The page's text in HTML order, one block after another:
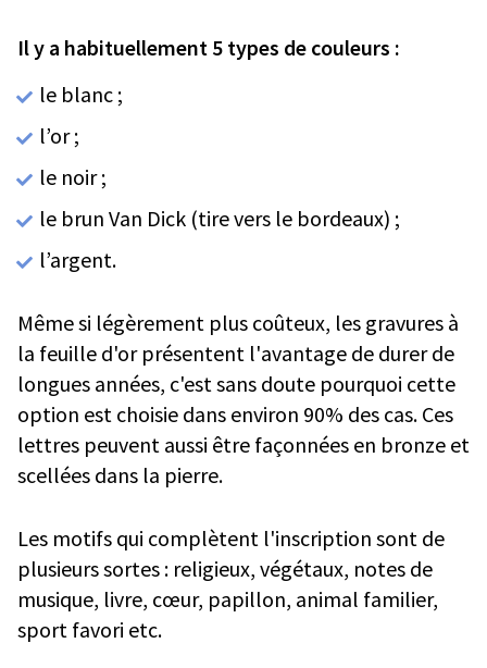
Il y a habituellement 5 types de couleurs :
le blanc ;
l’or ;
le noir ;
le brun Van Dick (tire vers le bordeaux) ;
l’argent.
Même si légèrement plus coûteux, les gravures à
la feuille d'or présentent l'avantage de durer de
longues années, c'est sans doute pourquoi cette
option est choisie dans environ 90% des cas. Ces
lettres peuvent aussi être façonnées en bronze et
scellées dans la pierre.
Les motifs qui complètent l'inscription sont de
plusieurs sortes : religieux, végétaux, notes de
musique, livre, cœur, papillon, animal familier,
sport favori etc.